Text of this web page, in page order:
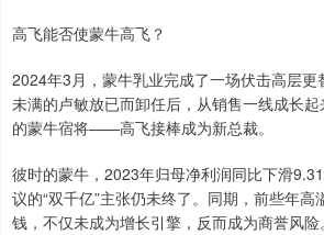
高飞能否使蒙牛高飞？
2024年3月，蒙牛乳业完成了一场伏击高层更
未满的卢敏放已而卸任后，从销售一线成长
的蒙牛宿将——高飞接棒成为新总裁。
彼时的蒙牛，2023年归母净利润同比下滑
议的“双千亿”主张仍未终了。同期，前些年高
钱，不仅未成为增长引擎，反而成为商誉风险。